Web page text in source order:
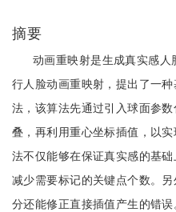
摘要
动画重映射是生成真实感
行人脸动画重映射，提出了一
法，该算法先通过引入球面参
叠，再利用重心坐标插值，以
法不仅能够在保证真实感的基
减少需要标记的关键点个数。
分还能修正直接插值产生的错